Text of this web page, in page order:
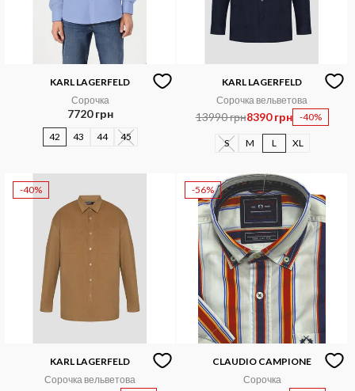
KARL LAGERFELD
Сорочка
7720 грн
42 43 44 45
KARL LAGERFELD
Сорочка вельветова
13990 грн8390 грн -40%
S M L XL
-40%
KARL LAGERFELD
Сорочка вельветова
-56%
CLAUDIO CAMPIONE
Сорочка